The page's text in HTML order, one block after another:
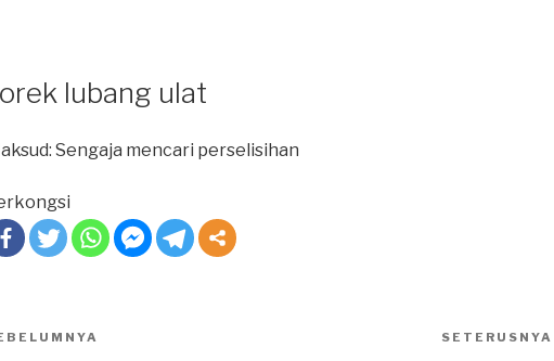
lubang ulat
Sengaja mencari perselisihan
SETERUSNYA